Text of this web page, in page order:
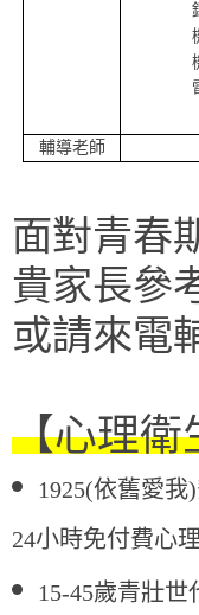
輔導老師
面對青春
貴家長參
或請來電
【心理衛
1925(依舊愛我
24小時免付費心
15-45歲青壯世